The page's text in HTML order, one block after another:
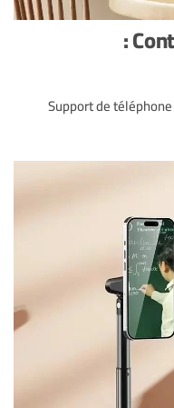
1 × Support de